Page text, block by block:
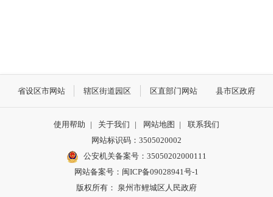
省设区市网站 辖区街道园区 区直部门网站 县市区政府
使用帮助 | 关于我们 | 网站地图 |
联系我们
网站标识码：3505020002
公安机关备案号：35050202000111
网站备案号：闽ICP备09028941号-1
版权所有： 泉州市鲤城区人民政府